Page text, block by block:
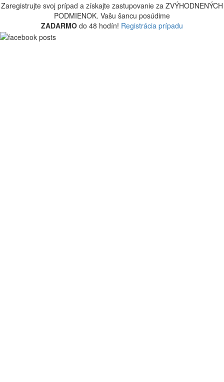
Zaregistrujte svoj prípad a získajte zastupovanie za ZVÝHODNENÝCH
PODMIENOK. Vašu šancu posúdime
ZADARMO do 48 hodín! Registrácia prípadu